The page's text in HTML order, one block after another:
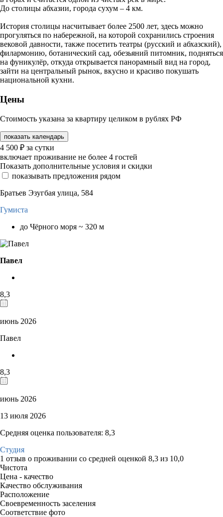
До столицы абхазии, города сухум – 4 км.
История столицы насчитывает более 2500 лет, здесь можно
прогуляться по набережной, на которой сохранились строения
вековой давности, также посетить театры (русский и абхазский),
филармонию, ботанический сад, обезьяний питомник, подняться
на фуникулёр, откуда открывается панорамный вид на город,
зайти на центральный рынок, вкусно и красиво покушать
национальной кухни.
Цены
Стоимость указана за квартиру целиком в рублях РФ
показать календарь
4 500 ₽ за сутки
включает проживание не более 4 гостей
Показать дополнительные условия и скидки
показывать предложения рядом
Братьев Эзугбая улица, 584
Гумиста
до Чёрного моря ~ 320 м
Павел
8,3
июнь 2026
Павел
8,3
июнь 2026
13 июля 2026
Средняя оценка пользователя: 8,3
Студия
1 отзыв о проживании со средней оценкой 8,3 из 10,0
Чистота
Цена - качество
Качество обслуживания
Расположение
Своевременность заселения
Соответствие фото